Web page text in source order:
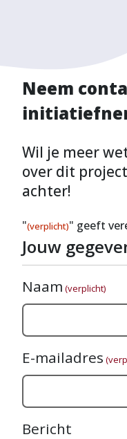
Neem
Wil je meer
over dit
achter!
"(verplicht)" geeft
Jouw
Naam (verplicht)
E-mailadres
Bericht